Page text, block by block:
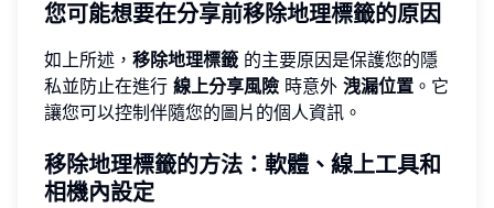
您可能想要在分享前移除地理標籤的原因
如上所述， 移除地理標籤 的主要原因是保護您的隱
私並防止在進行 線上分享風險 時意外 洩漏位置 。它
讓您可以控制伴隨您的圖片的個人資訊。
移除地理標籤的方法：軟體、線上工具和
相機內設定